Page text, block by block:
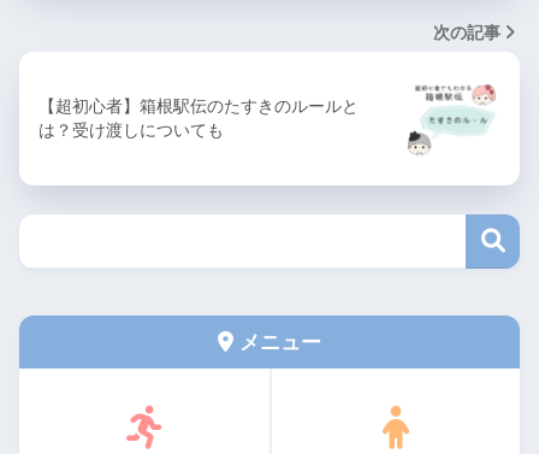
次の記事
【超初心者】箱根駅伝のたすきのルールと
は？受け渡しについても
メニュー